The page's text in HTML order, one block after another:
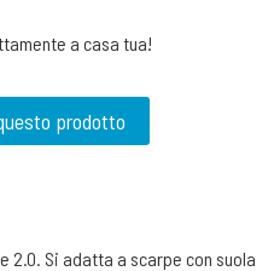
a casa tua!
prodotto
Si adatta a scarpe con suola